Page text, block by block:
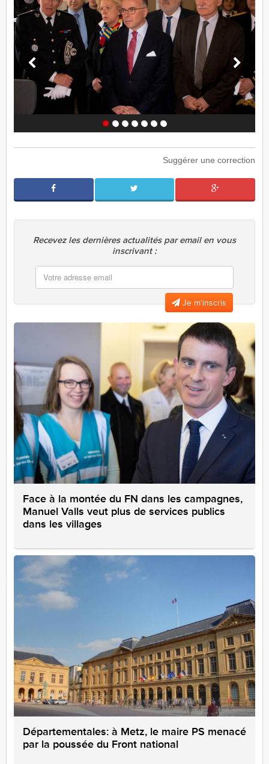
Suggérer une correction
Recevez les dernières actualités par email en vous
inscrivant :
Je m’inscris
Face à la montée du FN dans les campagnes,
Manuel Valls veut plus de services publics
dans les villages
Départementales: à Metz, le maire PS menacé
par la poussée du Front national